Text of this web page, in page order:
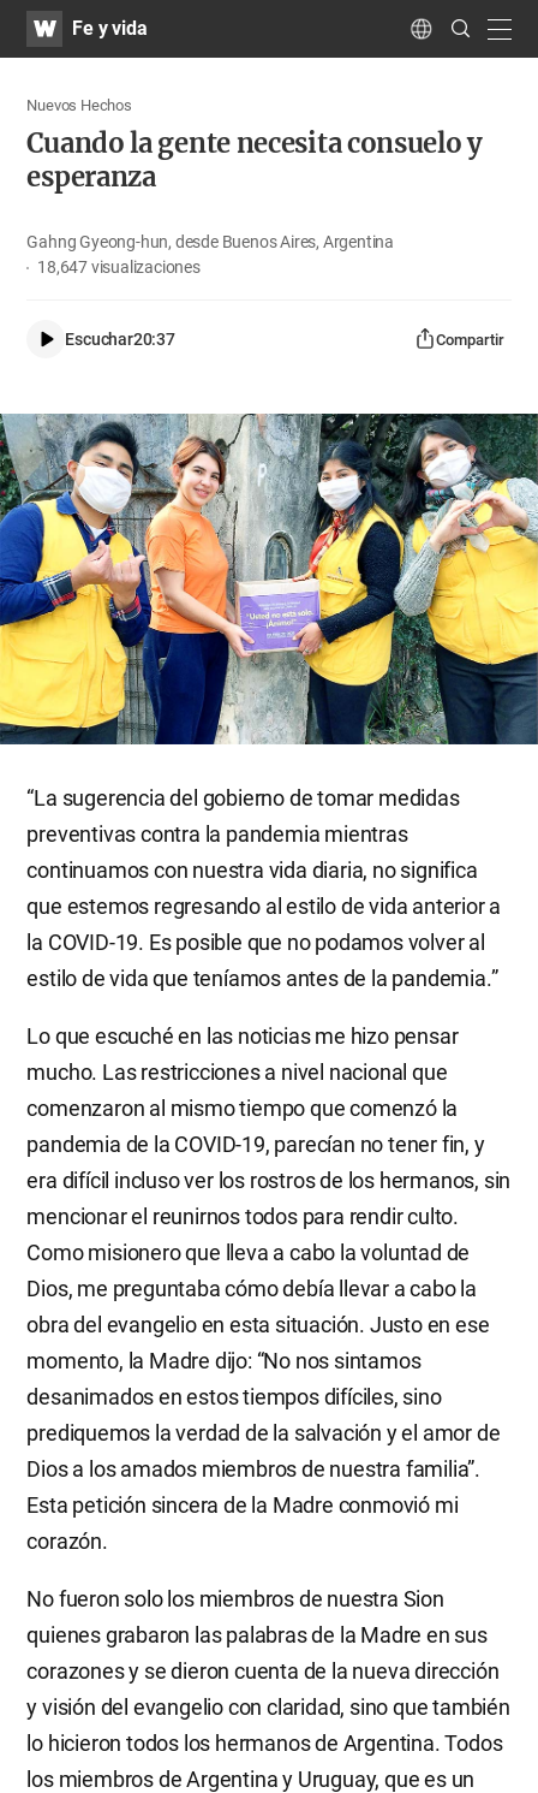
WATVFe y vida Language
Search
Submit
Nuevos Hechos
Cuando la gente necesita consuelo y
esperanza
Gahng Gyeong-hun, desde Buenos Aires, Argentina
18,647visualizaciones
Escuchar20:37 Compartir
“La sugerencia del gobierno de tomar medidas
preventivas contra la pandemia mientras
continuamos con nuestra vida diaria, no significa
que estemos regresando al estilo de vida anterior a
la COVID-19. Es posible que no podamos volver al
estilo de vida que teníamos antes de la pandemia.”
Lo que escuché en las noticias me hizo pensar
mucho. Las restricciones a nivel nacional que
comenzaron al mismo tiempo que comenzó la
pandemia de la COVID-19, parecían no tener fin, y
era difícil incluso ver los rostros de los hermanos, sin
mencionar el reunirnos todos para rendir culto.
Como misionero que lleva a cabo la voluntad de
Dios, me preguntaba cómo debía llevar a cabo la
obra del evangelio en esta situación. Justo en ese
momento, la Madre dijo: “No nos sintamos
desanimados en estos tiempos difíciles, sino
prediquemos la verdad de la salvación y el amor de
Dios a los amados miembros de nuestra familia”.
Esta petición sincera de la Madre conmovió mi
corazón.
No fueron solo los miembros de nuestra Sion
quienes grabaron las palabras de la Madre en sus
corazones y se dieron cuenta de la nueva dirección
y visión del evangelio con claridad, sino que también
lo hicieron todos los hermanos de Argentina. Todos
los miembros de Argentina y Uruguay, que es un